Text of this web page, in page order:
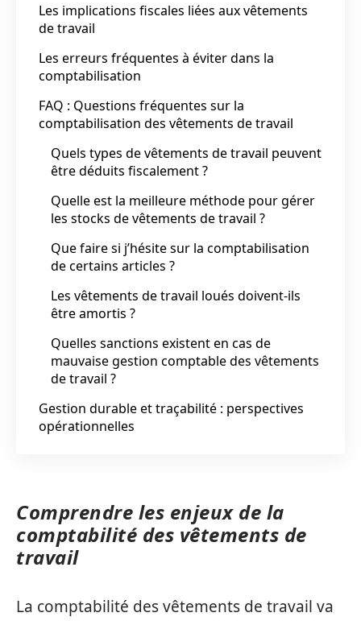
Les implications fiscales liées aux vêtements
de travail
Les erreurs fréquentes à éviter dans la
comptabilisation
FAQ : Questions fréquentes sur la
comptabilisation des vêtements de travail
Quels types de vêtements de travail peuvent
être déduits fiscalement ?
Quelle est la meilleure méthode pour gérer
les stocks de vêtements de travail ?
Que faire si j’hésite sur la comptabilisation
de certains articles ?
Les vêtements de travail loués doivent-ils
être amortis ?
Quelles sanctions existent en cas de
mauvaise gestion comptable des vêtements
de travail ?
Gestion durable et traçabilité : perspectives
opérationnelles
Comprendre les enjeux de la
comptabilité des vêtements de
travail
La comptabilité des vêtements de travail va